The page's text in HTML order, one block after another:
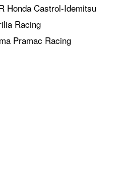
Honda Castrol-Idemitsu
Racing
Pramac Racing